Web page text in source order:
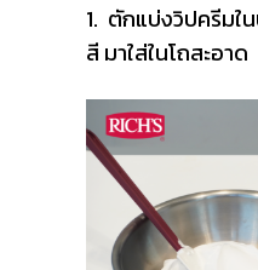
1. ตักแบ่งวิปครีม
สี มาใส่ในโถสะอาด